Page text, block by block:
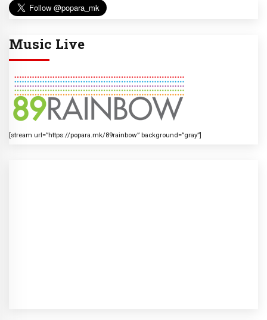
Music Live
[stream url=”https://popara.mk/89rainbow” background=”gray”]